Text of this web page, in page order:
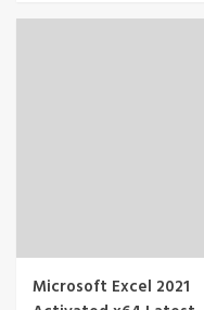
Microsoft Excel 2021